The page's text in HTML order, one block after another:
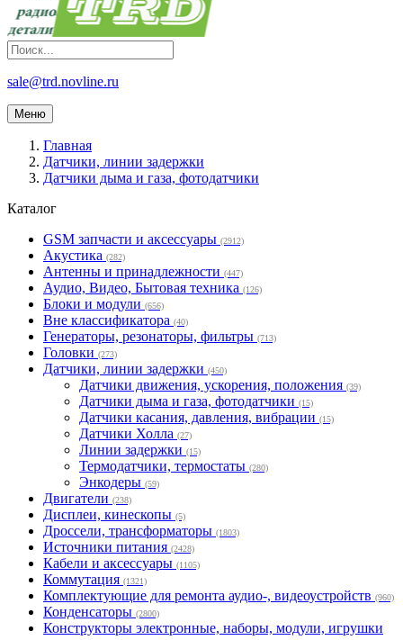
sale@trd.novline.ru
Меню
Главная
Датчики, линии задержки
Датчики дыма и газа, фотодатчики
Каталог
GSM запчасти и аксессуары (2912)
Акустика (282)
Антенны и принадлежности (447)
Аудио, Видео, Бытовая техника (126)
Блоки и модули (656)
Вне классификатора (40)
Генераторы, резонаторы, фильтры (713)
Головки (273)
Датчики, линии задержки (450)
Датчики движения, ускорения, положения (39)
Датчики дыма и газа, фотодатчики (15)
Датчики касания, давления, вибрации (15)
Датчики Холла (27)
Линии задержки (15)
Термодатчики, термостаты (280)
Энкодеры (59)
Двигатели (238)
Дисплеи, кинескопы (5)
Дроссели, трансформаторы (1803)
Источники питания (2428)
Кабели и аксессуары (1105)
Коммутация (1321)
Комплектующие для ремонта аудио-, видеоустройств (960)
Конденсаторы (2800)
Конструкторы электронные, наборы, модули, игрушки